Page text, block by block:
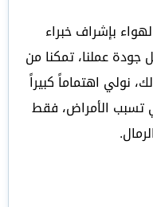
بإشراف خبراء
عملنا، تمكنا من
نولي اهتماماً كبيراً
تسبب الأمراض، فقط